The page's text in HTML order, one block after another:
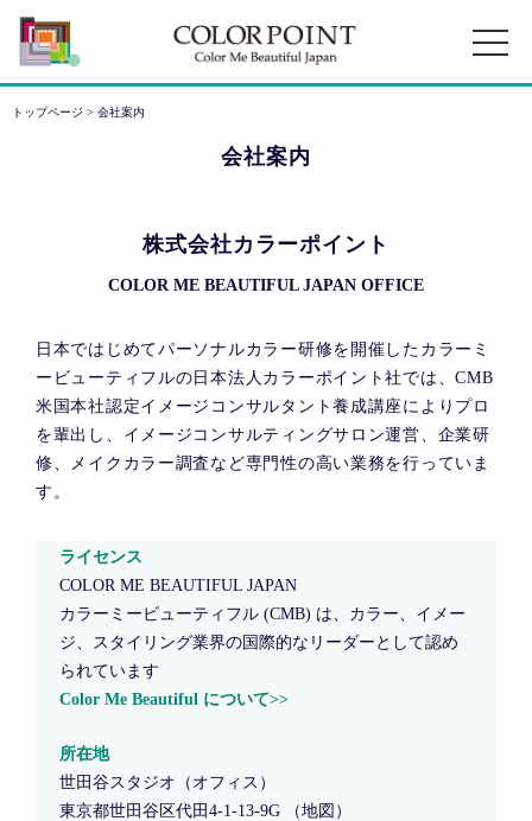
トップページ > 会社案内
会社案内
株式会社カラーポイント
COLOR ME BEAUTIFUL JAPAN OFFICE
日本ではじめてパーソナルカラー研修を開催したカラーミ
ービューティフルの日本法人カラーポイント社では、CMB
米国本社認定イメージコンサルタント養成講座によりプロ
を輩出し、イメージコンサルティングサロン運営、企業研
修、メイクカラー調査など専門性の高い業務を行っていま
す。
ライセンス
COLOR ME BEAUTIFUL JAPAN
カラーミービューティフル (CMB) は、カラー、イメー
ジ、スタイリング業界の国際的なリーダーとして認め
られています
Color Me Beautiful について>>
所在地
世田谷スタジオ（オフィス）
東京都世田谷区代田4-1-13-9G
（地図）